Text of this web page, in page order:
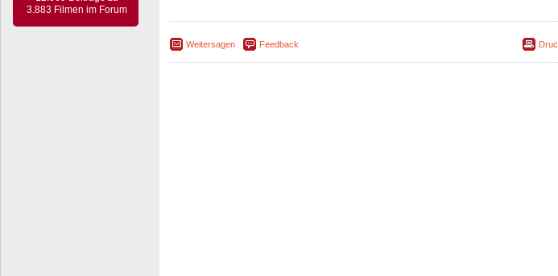
3.883 Filmen im Forum
Weitersagen Feedback